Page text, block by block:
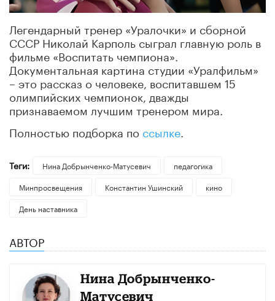
Легендарный тренер «Уралочки» и сборной
СССР Николай Карполь сыграл главную роль в
фильме «Воспитать чемпиона».
Документальная картина студии «Уралфильм»
– это рассказ о человеке, воспитавшем 15
олимпийских чемпионок, дважды
признаваемом лучшим тренером мира.
Полностью подборка по ссылке
Теги: Нина Добрынченко-Матусевич
педагогика
Минпросвещения
Константин Ушинский
кино
День наставника
АВТОР
Нина Добрынченко-
Матусевич